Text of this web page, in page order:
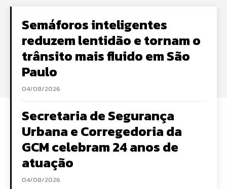
Semáforos inteligentes
reduzem lentidão e tornam o
trânsito mais fluido em São
Paulo
04/08/2026
Secretaria de Segurança
Urbana e Corregedoria da
GCM celebram 24 anos de
atuação
04/08/2026